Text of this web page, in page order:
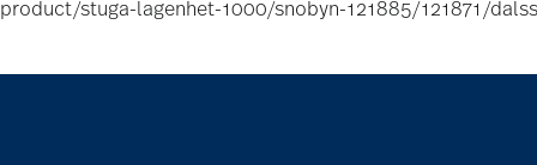
product/stuga-lagenhet-1000/snobyn-121885/121871/